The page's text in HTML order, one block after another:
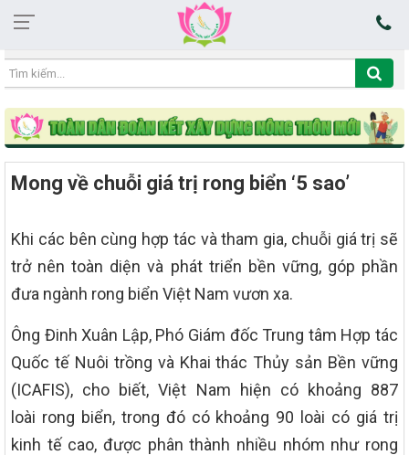
06:35:11 07/08/2026
Mong về chuỗi giá trị rong biển ‘5 sao’
Khi các bên cùng hợp tác và tham gia, chuỗi giá trị sẽ
trở nên toàn diện và phát triển bền vững, góp phần
đưa ngành rong biển Việt Nam vươn xa.
Ông Đinh Xuân Lập, Phó Giám đốc Trung tâm Hợp tác
Quốc tế Nuôi trồng và Khai thác Thủy sản Bền vững
(ICAFIS), cho biết, Việt Nam hiện có khoảng 887
loài rong biển, trong đó có khoảng 90 loài có giá trị
kinh tế cao, được phân thành nhiều nhóm như rong